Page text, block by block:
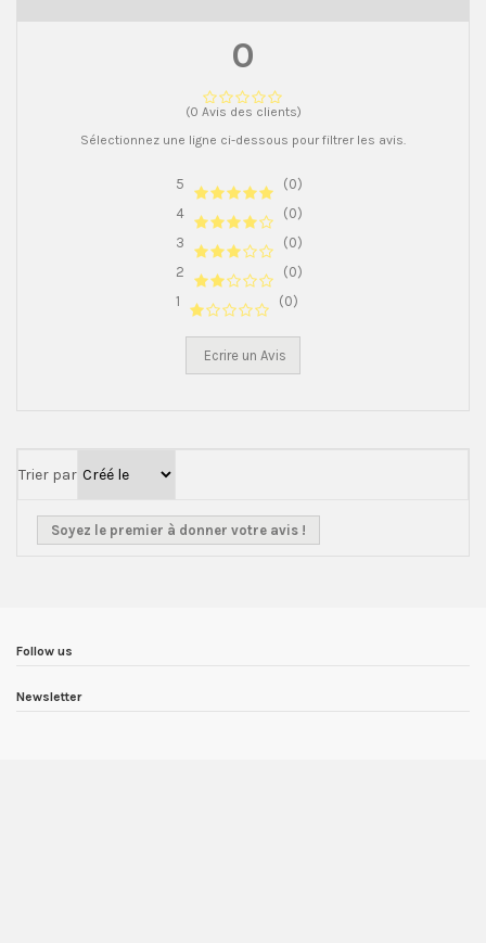
0
(0 Avis des clients)
Sélectionnez une ligne ci-dessous pour filtrer les avis.
5
(0)
4
(0)
3
(0)
2
(0)
1
(0)
Ecrire un Avis
Trier par
Soyez le premier à donner votre avis !
Follow us
Newsletter